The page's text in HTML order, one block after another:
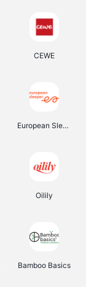
CEWE
European Sleeper
Oilily
Bamboo Basics